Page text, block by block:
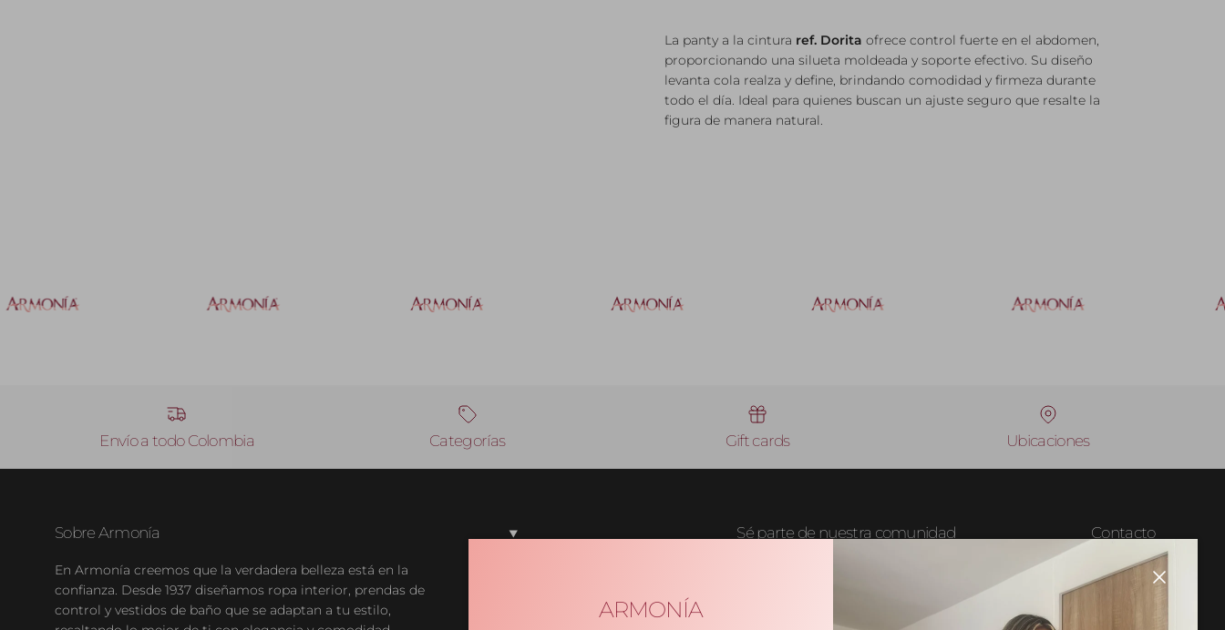
La panty a la cintura ref. Dorita ofrece control fuerte en el abdomen,
proporcionando una silueta moldeada y soporte efectivo. Su diseño
levanta cola realza y define, brindando comodidad y firmeza durante
todo el día. Ideal para quienes buscan un ajuste seguro que resalte la
figura de manera natural.
Envío a todo Colombia Categorías Gift cards Ubicaciones
Sobre Armonía
En Armonía creemos que la verdadera belleza está en la
confianza. Desde 1937 diseñamos ropa interior, prendas de
control y vestidos de baño que se adaptan a tu estilo,
Sé parte de nuestra comunidad
Sé la primera en conocer lanzamientos,
descuentos y novedades de Armonía.
Contacto
317 649 4323
ARMONÍA